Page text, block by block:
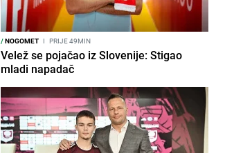
/NOGOMET I PRIJE 49MIN
Velež se pojačao iz Slovenije: Stigao
mladi napadač